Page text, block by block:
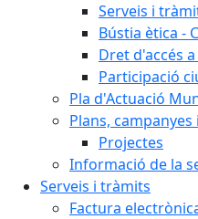
Serveis i
Bústia ètica -
Dret d'accés
Participació
Pla d'Actuació
Plans,
Projectes
Informació de la
Serveis i tràmits
Factura